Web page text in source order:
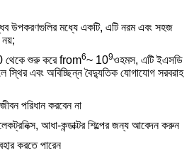
উপকরণগুলির মধ্যে একটি, এটি নরম এবং সহজ
নয়;
থেকে শুরু করে from6~ 109ওহমস, এটি ইএসডি
স্থির এবং অবিচ্ছিন্ন বৈদ্যুতিক যোগাযোগ সরবরাহ
পরিধান করবেন না
আধা-কন্ডাক্টর শিল্পের জন্য আবেদন করুন
করতে পারেন